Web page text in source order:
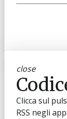
close
Clicca sul
RSS negli